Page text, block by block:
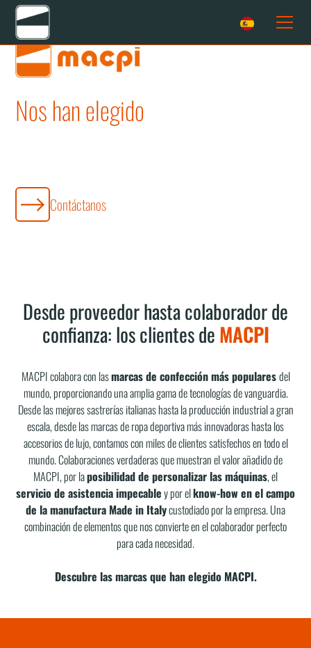
Nos han elegido
Contáctanos
Desde proveedor hasta colaborador de
confianza: los clientes deMACPI
MACPI colabora con lasmarcas de confección más popularesdel
mundo, proporcionando una amplia gama de tecnologías de vanguardia.
Desde las mejores sastrerías italianas hasta la producción industrial a gran
escala, desde las marcas de ropa deportiva más innovadoras hasta los
accesorios de lujo, contamos con miles de clientes satisfechos en todo el
mundo. Colaboraciones verdaderas que muestran el valor añadido de
MACPI, por laposibilidad de personalizar las máquinas, el
servicio de asistencia impecabley por elknow-how en el campo
de la manufactura Made in Italycustodiado por la empresa. Una
combinación de elementos que nos convierte en el colaborador perfecto
para cada necesidad.
Descubre las marcas que han elegido MACPI.